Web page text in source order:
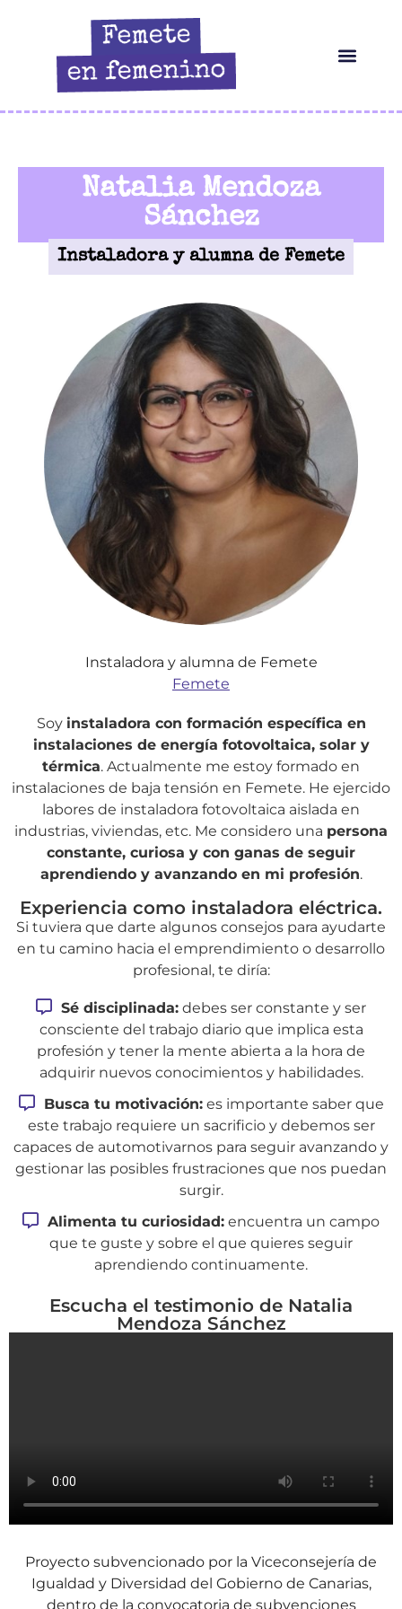
Natalia Mendoza
Sánchez
Instaladora y alumna de Femete
Instaladora y alumna de Femete
Femete
Soy instaladora con formación específica en
instalaciones de energía fotovoltaica, solar y
térmica. Actualmente me estoy formado en
instalaciones de baja tensión en Femete. He ejercido
labores de instaladora fotovoltaica aislada en
industrias, viviendas, etc. Me considero una persona
constante, curiosa y con ganas de seguir
aprendiendo y avanzando en mi profesión.
Experiencia como instaladora eléctrica.
Si tuviera que darte algunos consejos para ayudarte
en tu camino hacia el emprendimiento o desarrollo
profesional, te diría:
Sé disciplinada: debes ser constante y ser
consciente del trabajo diario que implica esta
profesión y tener la mente abierta a la hora de
adquirir nuevos conocimientos y habilidades.
Busca tu motivación:es importante saber que
este trabajo requiere un sacrificio y debemos ser
capaces de automotivarnos para seguir avanzando y
gestionar las posibles frustraciones que nos puedan
surgir.
Alimenta tu curiosidad: encuentra un campo
que te guste y sobre el que quieres seguir
aprendiendo continuamente.
Escucha el testimonio de Natalia
Mendoza Sánchez
Proyecto subvencionado por la Viceconsejería de
Igualdad y Diversidad del Gobierno de Canarias,
dentro de la convocatoria de subvenciones